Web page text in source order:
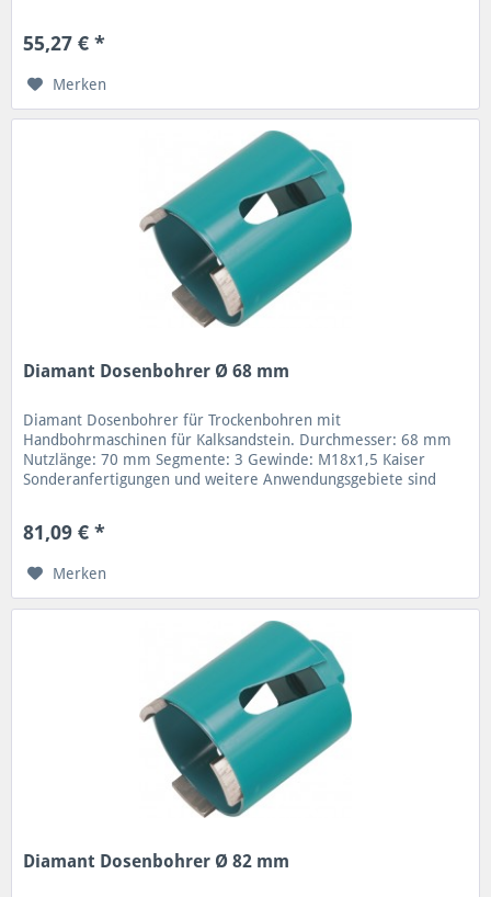
55,27 € *
Merken
Diamant Dosenbohrer Ø 68 mm
Diamant Dosenbohrer für Trockenbohren mit
Handbohrmaschinen für Kalksandstein. Durchmesser: 68 mm
Nutzlänge: 70 mm Segmente: 3 Gewinde: M18x1,5 Kaiser
Sonderanfertigungen und weitere Anwendungsgebiete sind
81,09 € *
Merken
Diamant Dosenbohrer Ø 82 mm